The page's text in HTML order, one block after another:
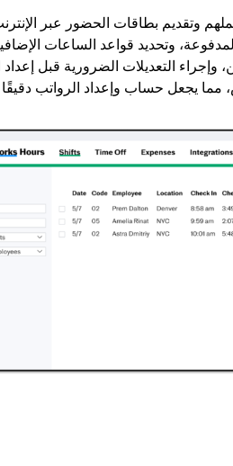
وتقديم بطاقات الحضور عبر
وتحديد قواعد الساعات
التعديلات الضرورية قبل إعداد
حساب وإعداد الرواتب دقيقًا